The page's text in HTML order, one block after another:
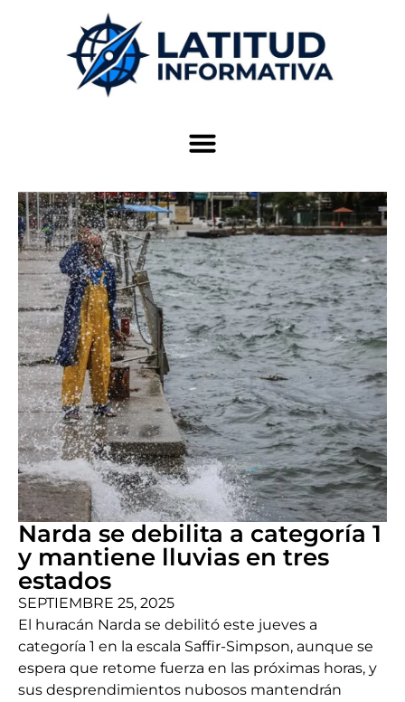
Narda se debilita a categoría 1
y mantiene lluvias en tres
estados
SEPTIEMBRE 25, 2025
El huracán Narda se debilitó este jueves a
categoría 1 en la escala Saffir-Simpson, aunque se
espera que retome fuerza en las próximas horas, y
sus desprendimientos nubosos mantendrán